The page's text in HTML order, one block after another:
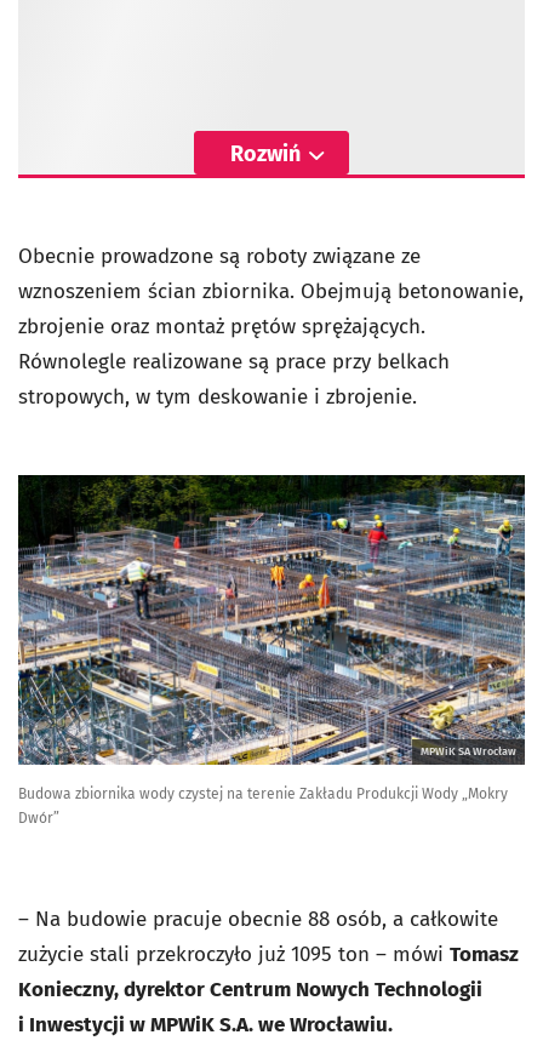
Rozwiń
Obecnie prowadzone są roboty związane ze
wznoszeniem ścian zbiornika. Obejmują betonowanie,
zbrojenie oraz montaż prętów sprężających.
Równolegle realizowane są prace przy belkach
stropowych, w tym deskowanie i zbrojenie.
MPWiK SA Wrocław
Budowa zbiornika wody czystej na terenie Zakładu Produkcji Wody „Mokry
Dwór”
– Na budowie pracuje obecnie 88 osób, a całkowite
zużycie stali przekroczyło już 1095 ton – mówi Tomasz
Konieczny, dyrektor Centrum Nowych Technologii
i Inwestycji w MPWiK S.A. we Wrocławiu.